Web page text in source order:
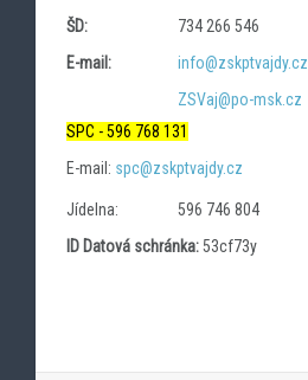
ŠD:
734 266 546
E-mail:
info@zskptvajdy.cz
ZSVaj@po-msk.cz
SPC - 596 768 131
E-mail: spc@zskptvajdy.cz
Jídelna:
596 746 804
ID Datová schránka:53cf73y